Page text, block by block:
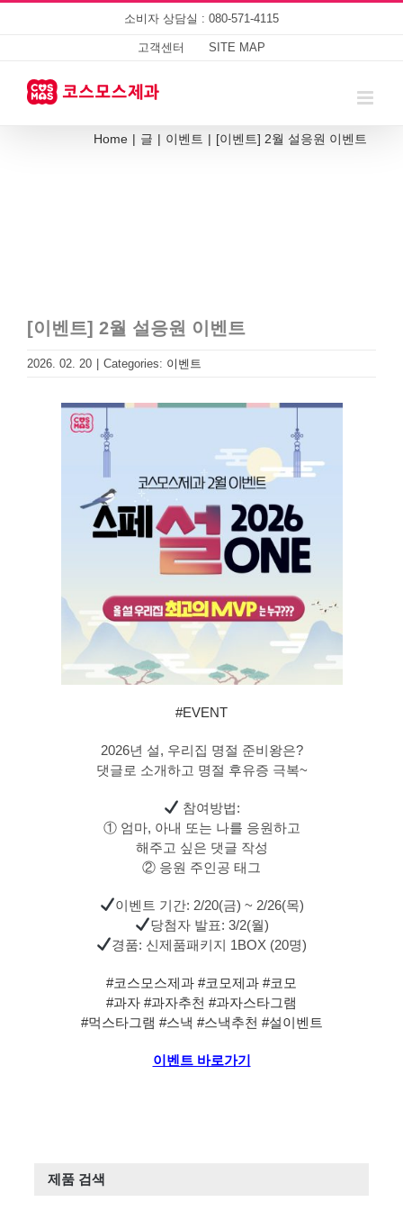
소비자 상담실 : 080-571-4115
고객센터 SITE MAP
Home | 글 | 이벤트 | [이벤트] 2월 설응원 이벤트
[이벤트] 2월 설응원 이벤트
2026. 02. 20 | Categories: 이벤트
#EVENT
2026년 설, 우리집 명절 준비왕은?
댓글로 소개하고 명절 후유증 극복~
참여방법:
① 엄마, 아내 또는 나를 응원하고
해주고 싶은 댓글 작성
② 응원 주인공 태그
이벤트 기간: 2/20(금) ~ 2/26(목)
당첨자 발표: 3/2(월)
경품: 신제품패키지 1BOX (20명)
#코스모스제과 #코모제과 #코모
#과자 #과자추천 #과자스타그램
#먹스타그램 #스낵 #스낵추천 #설이벤트
이벤트 바로가기
제품 검색